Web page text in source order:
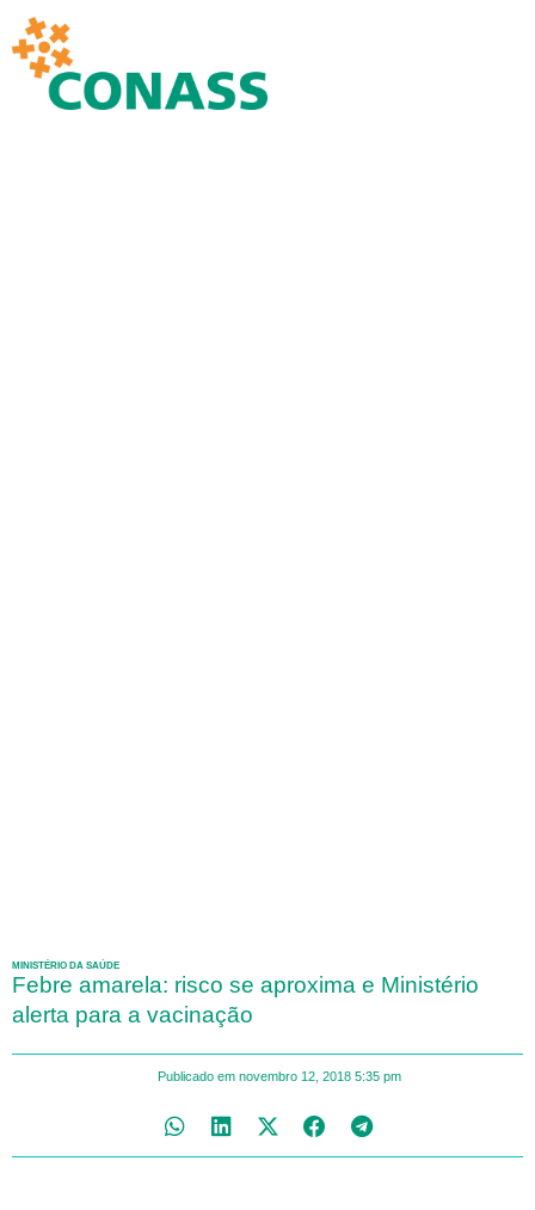
MINISTÉRIO DA SAÚDE
Febre amarela: risco se aproxima e Ministério
alerta para a vacinação
Publicado em novembro 12, 2018 5:35 pm